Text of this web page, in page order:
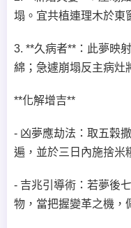
塌。宜共植連理木於東
3. **久病者**：此夢映
綿；急遽崩塌反主病灶
**化解增吉**
- 凶夢應劫法：取五穀
遍，並於三日內施捨米
- 吉兆引導術：若夢後
物，當把握變革之機，